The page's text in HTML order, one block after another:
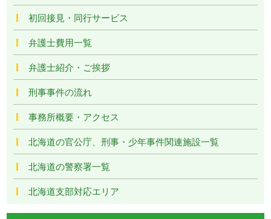
初回接見・同行サービス
弁護士費用一覧
弁護士紹介・ご挨拶
刑事事件の流れ
事務所概要・アクセス
北海道の官公庁、刑事・少年事件関連施設一覧
北海道の警察署一覧
北海道支部対応エリア